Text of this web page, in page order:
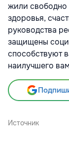
жили
здоровья,
руководства
защищены
способствуют
наилучшего
Источник